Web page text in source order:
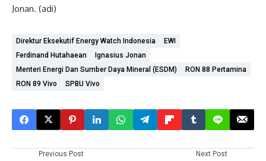
Jonan. (adi)
Direktur Eksekutif Energy Watch Indonesia
EWI
Ferdinand Hutahaean
Ignasius Jonan
Menteri Energi Dan Sumber Daya Mineral (ESDM)
RON 88 Pertamina
RON 89 Vivo
SPBU Vivo
Previous Post Next Post